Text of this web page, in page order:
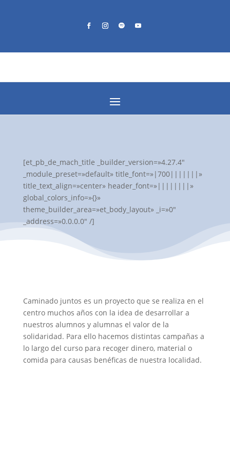
[et_pb_de_mach_title _builder_version=»4.27.4″
_module_preset=»default» title_font=»|700|||||||»
title_text_align=»center» header_font=»||||||||»
global_colors_info=»{}»
theme_builder_area=»et_body_layout» _i=»0″
_address=»0.0.0.0″ /]
Caminado juntos es un proyecto que se realiza en el
centro muchos años con la idea de desarrollar a
nuestros alumnos y alumnas el valor de la
solidaridad. Para ello hacemos distintas campañas a
lo largo del curso para recoger dinero, material o
comida para causas benéficas de nuestra localidad.